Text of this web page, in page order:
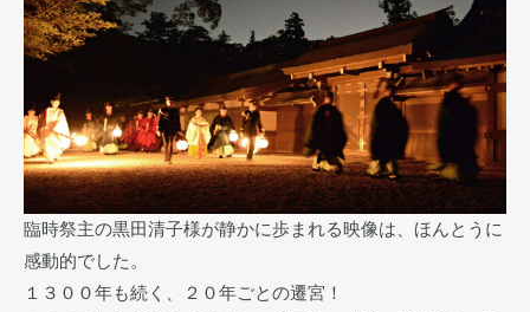
臨時祭主の黒田清子様が静かに歩まれる映像は、ほんとうに
感動的でした。
１３００年も続く、２０年ごとの遷宮！